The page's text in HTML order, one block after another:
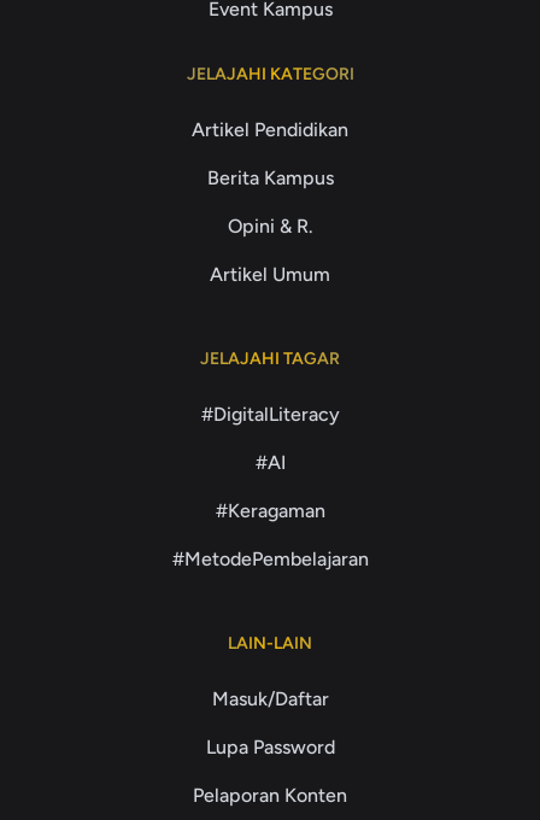
Event Kampus
JELAJAHI KATEGORI
Artikel Pendidikan
Berita Kampus
Opini & R.
Artikel Umum
JELAJAHI TAGAR
#DigitalLiteracy
#AI
#Keragaman
#MetodePembelajaran
LAIN-LAIN
Masuk/Daftar
Lupa Password
Pelaporan Konten